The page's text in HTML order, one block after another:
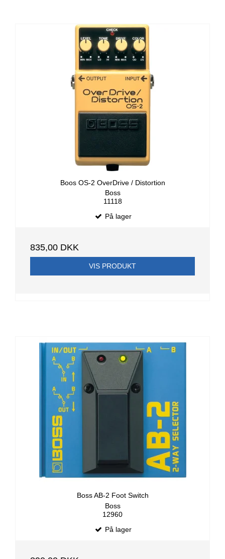
Boos OS-2 OverDrive / Distortion
Boss
11118
På lager
835,00 DKK
VIS PRODUKT
Boss AB-2 Foot Switch
Boss
12960
På lager